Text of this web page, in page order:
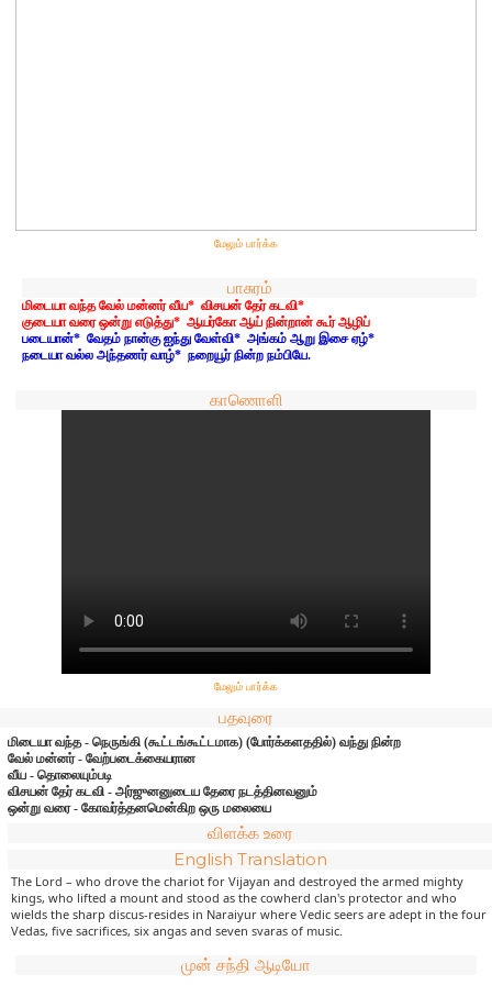
மேலும் பார்க்க
பாசுரம்
மிடையா வந்த வேல் மன்னர் வீய* விசயன் தேர் கடவி*
குடையா வரை ஒன்று எடுத்து* ஆயர்கோ ஆய் நின்றான் கூர் ஆழிப்
படையான்* வேதம் நான்கு ஐந்து வேள்வி* அங்கம் ஆறு இசை ஏழ்*
நடையா வல்ல அந்தணர் வாழ்* நறையூர் நின்ற நம்பியே.
காணொளி
மேலும் பார்க்க
பதவுரை
மிடையா வந்த - நெருங்கி (கூட்டங்கூட்டமாக) (போர்க்களததில்) வந்து நின்ற
வேல் மன்னர் - வேற்படைக்கையரான
வீய - தொலையும்படி
விசயன் தேர் கடவி - அர்ஜுனனுடைய தேரை நடத்தினவனும்
ஒன்று வரை - கோவர்த்தனமென்கிற ஒரு மலையை
விளக்க உரை
English Translation
The Lord – who drove the chariot for Vijayan and destroyed the armed mighty
kings, who lifted a mount and stood as the cowherd clan's protector and who
wields the sharp discus-resides in Naraiyur where Vedic seers are adept in the four
Vedas, five sacrifices, six angas and seven svaras of music.
முன் சந்தி ஆடியோ